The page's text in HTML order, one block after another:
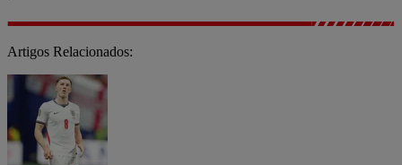
Artigos Relacionados: